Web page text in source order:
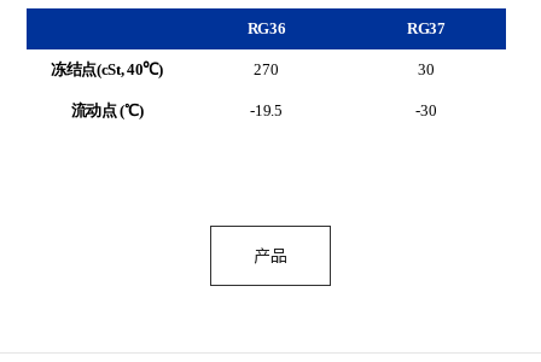
RG36 RG37
冻结点(cSt, 40℃) 270 30
流动点(℃) -19.5 -30
产品